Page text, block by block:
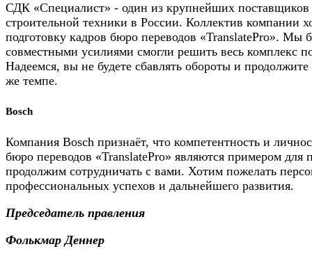
СДК «Специалист» - один из крупнейших поставщиков
строительной техники в России. Коллектив компании
подготовку кадров бюро переводов «TranslatePro».
совместными усилиями смогли решить весь комплекс
Надеемся, вы не будете сбавлять обороты и
же темпе.
Bosch
Компания Bosch признаёт, что компетентность и
бюро переводов «TranslatePro» являются примером
продолжим сотрудничать с вами. Хотим пожелать
профессиональных успехов и дальнейшего развития.
Председатель правления
Фолькмар Деннер